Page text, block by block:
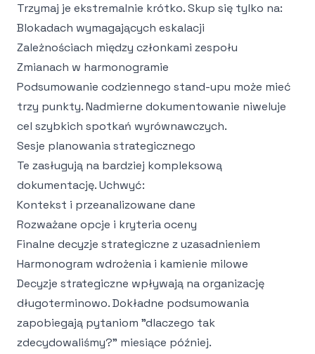
Trzymaj je ekstremalnie krótko. Skup się tylko na:
Blokadach wymagających eskalacji
Zależnościach między członkami zespołu
Zmianach w harmonogramie
Podsumowanie codziennego stand-upu może mieć
trzy punkty. Nadmierne dokumentowanie niweluje
cel szybkich spotkań wyrównawczych.
Sesje planowania strategicznego
Te zasługują na bardziej kompleksową
dokumentację. Uchwyć:
Kontekst i przeanalizowane dane
Rozważane opcje i kryteria oceny
Finalne decyzje strategiczne z uzasadnieniem
Harmonogram wdrożenia i kamienie milowe
Decyzje strategiczne wpływają na organizację
długoterminowo. Dokładne podsumowania
zapobiegają pytaniom "dlaczego tak
zdecydowaliśmy?" miesiące później.